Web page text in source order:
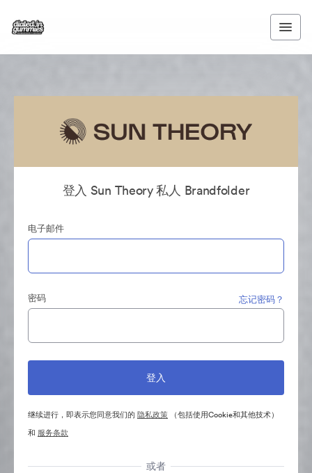
登入 Sun Theory 私人 Brandfolder
电子邮件
密码 忘记密码？
继续进行，即表示您同意我们的 隐私政策 （包括使用Cookie和其他技术）
和 服务条款
或者